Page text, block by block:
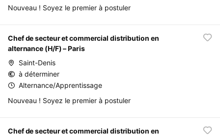
Nouveau ! Soyez le premier à postuler
Chef de secteur et commercial distribution en
alternance (H/F) – Paris
Saint-Denis
à déterminer
Alternance/Apprentissage
Nouveau ! Soyez le premier à postuler
Chef de secteur et commercial distribution en